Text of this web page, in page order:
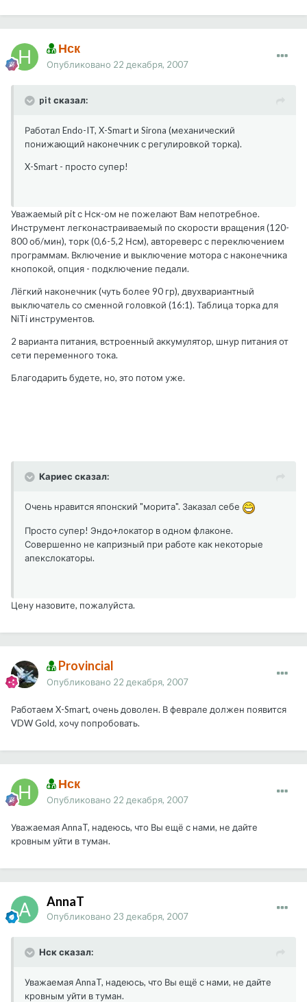
Нск
Опубликовано 22 декабря, 2007
pit сказал:
Работал Endo-IT, X-Smart и Sirona (механический
понижающий наконечник с регулировкой торка).
X-Smart - просто супер!
Уважаемый pit с Нск-ом не пожелают Вам непотребное.
Инструмент легконастраиваемый по скорости вращения (120-
800 об/мин), торк (0,6-5,2 Нсм), автореверс с переключением
программам. Включение и выключение мотора с наконечника
кнопокой, опция - подключение педали.
Лёгкий наконечник (чуть более 90 гр), двухвариантный
выключатель со сменной головкой (16:1). Таблица торка для
NiTi инструментов.
2 варианта питания, встроенный аккумулятор, шнур питания от
сети переменного тока.
Благодарить будете, но, это потом уже.
Кариес сказал:
Очень нравится японский "морита". Заказал себе
Просто супер! Эндо+локатор в одном флаконе.
Совершенно не капризный при работе как некоторые
апекслокаторы.
Цену назовите, пожалуйста.
Provincial
Опубликовано 22 декабря, 2007
Работаем X-Smart, очень доволен. В феврале должен появится
VDW Gold, хочу попробовать.
Нск
Опубликовано 22 декабря, 2007
Уважаемая AnnaT, надеюсь, что Вы ещё с нами, не дайте
кровным уйти в туман.
AnnaT
Опубликовано 23 декабря, 2007
Нск сказал:
Уважаемая AnnaT, надеюсь, что Вы ещё с нами, не дайте
кровным уйти в туман.